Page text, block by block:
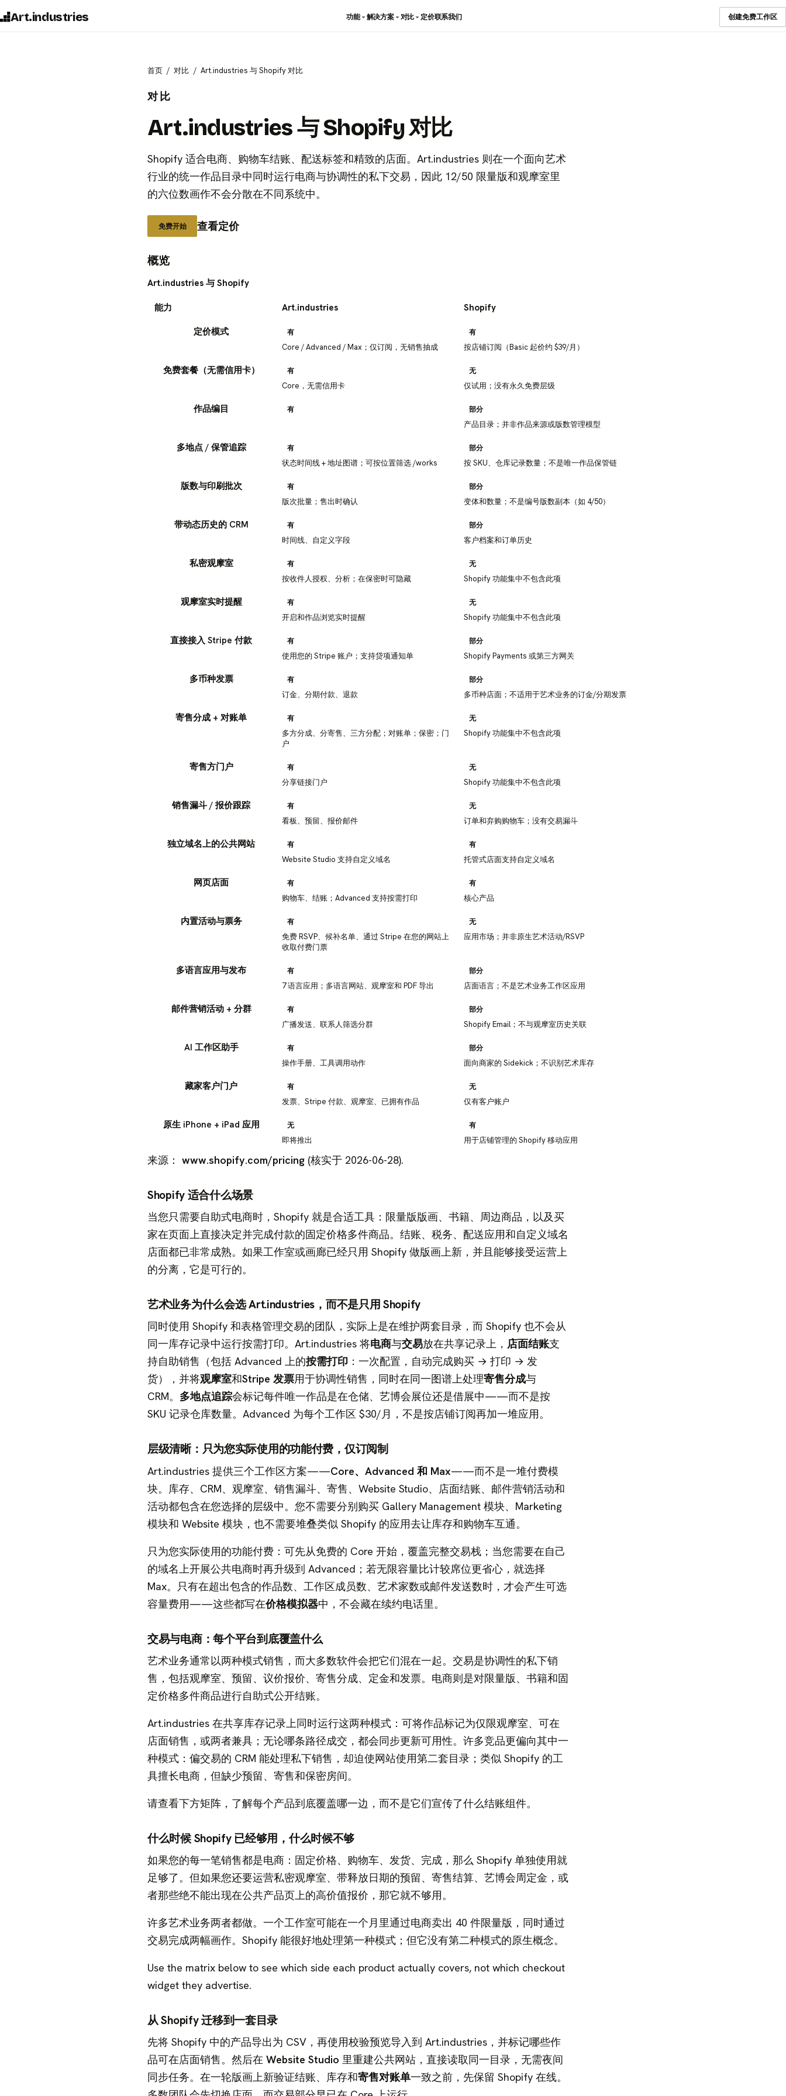
Art.industries 功能 解决方案 对比 定价联系我们 创建免费工作区
首页 对比 Art.industries 与 Shopify 对比
对比
Art.industries 与 Shopify 对比
Shopify 适合电商、购物车结账、配送标签和精致的店面。Art.industries 则在一个面向艺术
行业的统一作品目录中同时运行电商与协调性的私下交易，因此 12/50 限量版和观摩室里
的六位数画作不会分散在不同系统中。
免费开始 查看定价
概览
Art.industries 与 Shopify
能力 Art.industries Shopify
定价模式 有
Core / Advanced / Max；仅订阅，无销售抽成
有
按店铺订阅（Basic 起价约 $39/月）
免费套餐（无需信用卡） 有
Core，无需信用卡
无
仅试用；没有永久免费层级
作品编目 有 部分
产品目录；并非作品来源或版数管理模型
多地点 / 保管追踪 有
状态时间线 + 地址图谱；可按位置筛选 /works
部分
按 SKU、仓库记录数量；不是唯一作品保管链
版数与印刷批次 有
版次批量；售出时确认
部分
变体和数量；不是编号版数副本（如 4/50）
带动态历史的 CRM 有
时间线、自定义字段
部分
客户档案和订单历史
私密观摩室 有
按收件人授权、分析；在保密时可隐藏
无
Shopify 功能集中不包含此项
观摩室实时提醒 有
开启和作品浏览实时提醒
无
Shopify 功能集中不包含此项
直接接入 Stripe 付款 有
使用您的 Stripe 账户；支持贷项通知单
部分
Shopify Payments 或第三方网关
多币种发票 有
订金、分期付款、退款
部分
多币种店面；不适用于艺术业务的订金/分期发票
寄售分成 + 对账单 有
多方分成、分寄售、三方分配；对账单；保密；门
户
无
Shopify 功能集中不包含此项
寄售方门户 有
分享链接门户
无
Shopify 功能集中不包含此项
销售漏斗 / 报价跟踪 有
看板、预留、报价邮件
无
订单和弃购购物车；没有交易漏斗
独立域名上的公共网站 有
Website Studio 支持自定义域名
有
托管式店面支持自定义域名
网页店面 有
购物车、结账；Advanced 支持按需打印
有
核心产品
内置活动与票务 有
免费 RSVP、候补名单、通过 Stripe 在您的网站上
收取付费门票
无
应用市场；并非原生艺术活动/RSVP
多语言应用与发布 有
7 语言应用；多语言网站、观摩室和 PDF 导出
部分
店面语言；不是艺术业务工作区应用
邮件营销活动 + 分群 有
广播发送、联系人筛选分群
部分
Shopify Email；不与观摩室历史关联
AI 工作区助手 有
操作手册、工具调用动作
部分
面向商家的 Sidekick；不识别艺术库存
藏家客户门户 有
发票、Stripe 付款、观摩室、已拥有作品
无
仅有客户账户
原生 iPhone + iPad 应用 无
即将推出
有
用于店铺管理的 Shopify 移动应用
来源： www.shopify.com/pricing (核实于 2026-06-28).
Shopify 适合什么场景
当您只需要自助式电商时，Shopify 就是合适工具：限量版版画、书籍、周边商品，以及买
家在页面上直接决定并完成付款的固定价格多件商品。结账、税务、配送应用和自定义域名
店面都已非常成熟。如果工作室或画廊已经只用 Shopify 做版画上新，并且能够接受运营上
的分离，它是可行的。
艺术业务为什么会选 Art.industries，而不是只用 Shopify
同时使用 Shopify 和表格管理交易的团队，实际上是在维护两套目录，而 Shopify 也不会从
同一库存记录中运行按需打印。Art.industries 将电商与交易放在共享记录上， 店面结账支
持自助销售（包括 Advanced 上的按需打印 ：一次配置，自动完成购买 → 打印 → 发
货），并将观摩室和Stripe 发票用于协调性销售，同时在同一图谱上处理寄售分成与
CRM。 多地点追踪会标记每件唯一作品是在仓储、艺博会展位还是借展中——而不是按
SKU 记录仓库数量。Advanced 为每个工作区 $30/月，不是按店铺订阅再加一堆应用。
层级清晰：只为您实际使用的功能付费，仅订阅制
Art.industries 提供三个工作区方案——Core、Advanced 和 Max——而不是一堆付费模
块。库存、CRM、观摩室、销售漏斗、寄售、Website Studio、店面结账、邮件营销活动和
活动都包含在您选择的层级中。您不需要分别购买 Gallery Management 模块、Marketing
模块和 Website 模块，也不需要堆叠类似 Shopify 的应用去让库存和购物车互通。
只为您实际使用的功能付费：可先从免费的 Core 开始，覆盖完整交易栈；当您需要在自己
的域名上开展公共电商时再升级到 Advanced；若无限容量比计较席位更省心，就选择
Max。只有在超出包含的作品数、工作区成员数、艺术家数或邮件发送数时，才会产生可选
容量费用——这些都写在价格模拟器中，不会藏在续约电话里。
交易与电商：每个平台到底覆盖什么
艺术业务通常以两种模式销售，而大多数软件会把它们混在一起。交易是协调性的私下销
售，包括观摩室、预留、议价报价、寄售分成、定金和发票。电商则是对限量版、书籍和固
定价格多件商品进行自助式公开结账。
Art.industries 在共享库存记录上同时运行这两种模式：可将作品标记为仅限观摩室、可在
店面销售，或两者兼具；无论哪条路径成交，都会同步更新可用性。许多竞品更偏向其中一
种模式：偏交易的 CRM 能处理私下销售，却迫使网站使用第二套目录；类似 Shopify 的工
具擅长电商，但缺少预留、寄售和保密房间。
请查看下方矩阵，了解每个产品到底覆盖哪一边，而不是它们宣传了什么结账组件。
什么时候 Shopify 已经够用，什么时候不够
如果您的每一笔销售都是电商：固定价格、购物车、发货、完成，那么 Shopify 单独使用就
足够了。但如果您还要运营私密观摩室、带释放日期的预留、寄售结算、艺博会周定金，或
者那些绝不能出现在公共产品页上的高价值报价，那它就不够用。
许多艺术业务两者都做。一个工作室可能在一个月里通过电商卖出 40 件限量版，同时通过
交易完成两幅画作。Shopify 能很好地处理第一种模式；但它没有第二种模式的原生概念。
Use the matrix below to see which side each product actually covers, not which checkout
widget they advertise.
从 Shopify 迁移到一套目录
先将 Shopify 中的产品导出为 CSV，再使用校验预览导入到 Art.industries，并标记哪些作
品可在店面销售。然后在 Website Studio 里重建公共网站，直接读取同一目录，无需夜间
同步任务。在一轮版画上新验证结账、库存和寄售对账单一致之前，先保留 Shopify 在线。